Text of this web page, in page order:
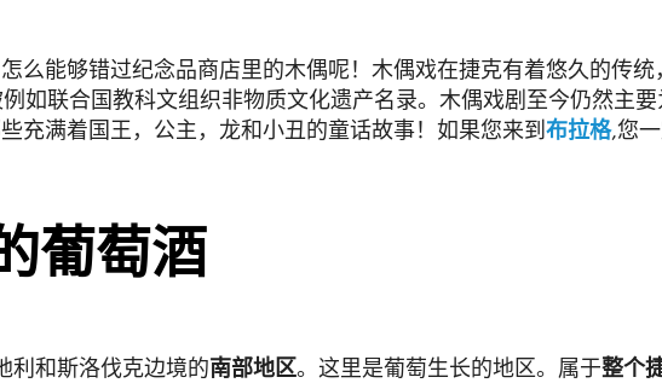
么能够错过纪念品商店里的木偶呢！木偶戏在捷克有着悠久的传
如联合国教科文组织非物质文化遗产名录。木偶戏剧至今仍然主
充满着国王，公主，龙和小丑的童话故事！如果您来到 布拉格,您
葡萄酒
利和斯洛伐克边境的南部地区。这里是葡萄生长的地区。属于整个